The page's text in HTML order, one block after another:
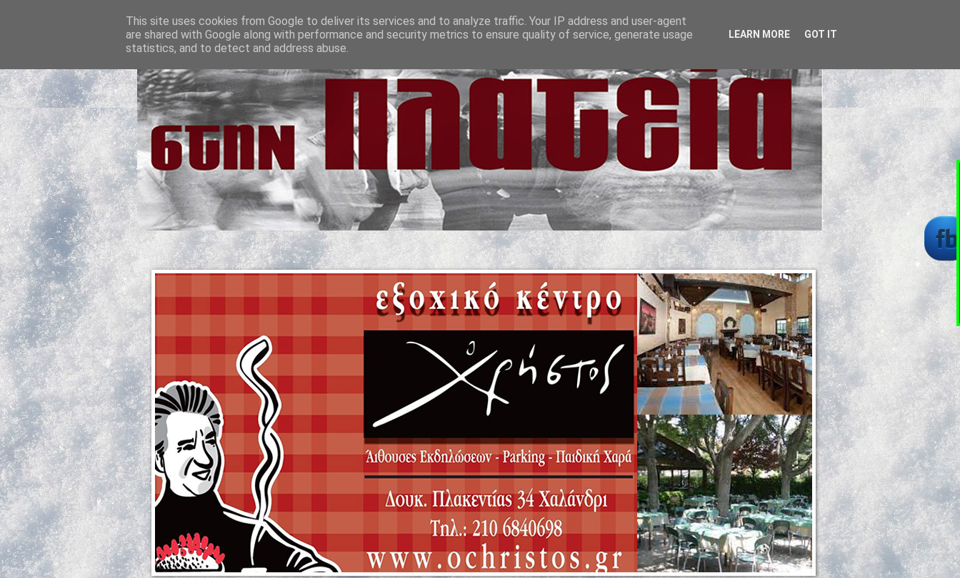
This site uses cookies from Google to deliver its services and to analyze traffic. Your IP address and user-agent
are shared with Google along with performance and security metrics to ensure quality of service, generate usage
statistics, and to detect and address abuse.
LEARN MORE GOT IT